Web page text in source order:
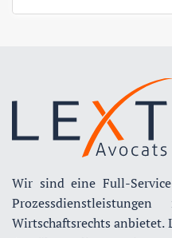
Wir sind eine Full-
Wirtschaftsrechts anbietet.